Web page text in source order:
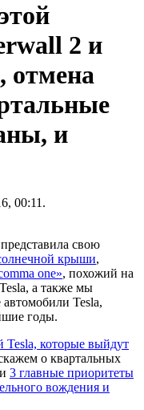
2 и
отмена
и
00:11.
свою
крыши,
one», похожий на
а также мы
Tesla,
годы.
Tesla, которые выйдут
о квартальных
3 главные приоритеты
вождения и